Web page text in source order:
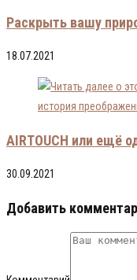
Раскрыть вашу
18.07.2021
AIRTOUCH или ещё
30.09.2021
Добавить